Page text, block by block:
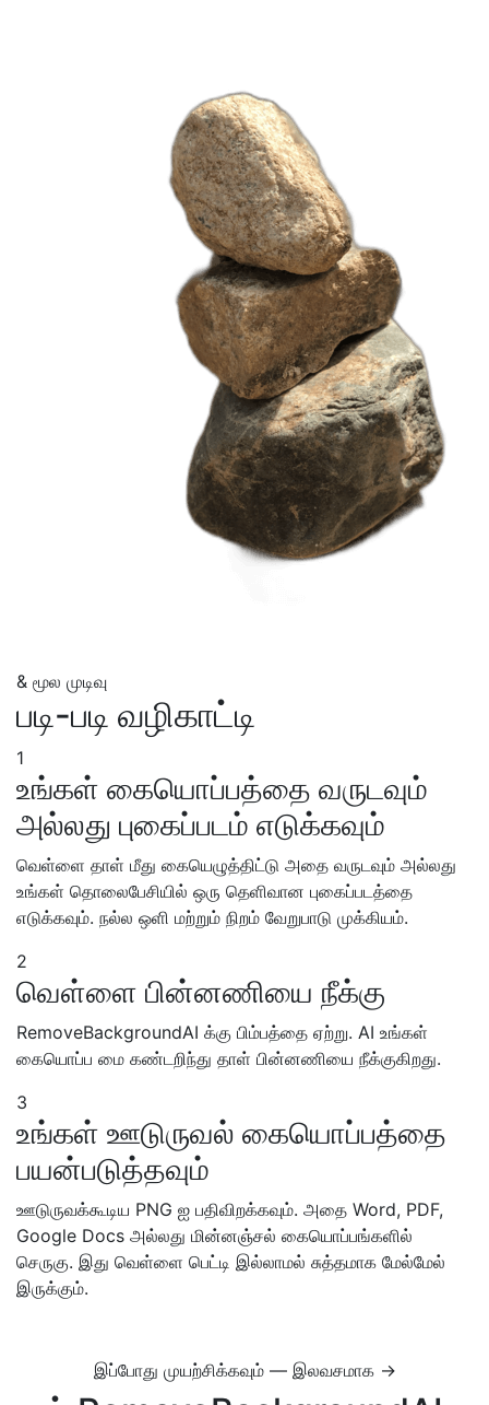
& மூல முடிவு
படி-படி வழிகாட்டி
1
உங்கள் கையொப்பத்தை வருடவும்
அல்லது புகைப்படம் எடுக்கவும்
வெள்ளை தாள் மீது கையெழுத்திட்டு அதை வருடவும் அல்லது
உங்கள் தொலைபேசியில் ஒரு தெளிவான புகைப்படத்தை
எடுக்கவும். நல்ல ஒளி மற்றும் நிறம் வேறுபாடு முக்கியம்.
2
வெள்ளை பின்னணியை நீக்கு
RemoveBackgroundAI க்கு பிம்பத்தை ஏற்று. AI உங்கள்
கையொப்ப மை கண்டறிந்து தாள் பின்னணியை நீக்குகிறது.
3
உங்கள் ஊடுருவல் கையொப்பத்தை
பயன்படுத்தவும்
ஊடுருவக்கூடிய PNG ஐ பதிவிறக்கவும். அதை Word, PDF,
Google Docs அல்லது மின்னஞ்சல் கையொப்பங்களில்
செருகு. இது வெள்ளை பெட்டி இல்லாமல் சுத்தமாக மேல்மேல்
இருக்கும்.
இப்போது முயற்சிக்கவும் — இலவசமாக →